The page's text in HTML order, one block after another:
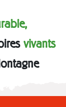
vivants